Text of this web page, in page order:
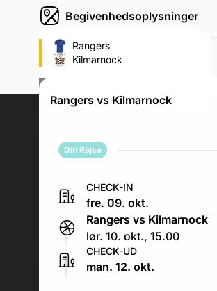
Begivenhedsoplysninger
Ibrox Stadium (Rangers FC's
fodboldstadion)
lør. 10. okt., 15.00
Rangers
Kilmarnock
Rangers vs Kilmarnock
Din Rejse
CHECK-IN
fre. 09. okt.
Rangers vs Kilmarnock
lør. 10. okt., 15.00
CHECK-UD
man. 12. okt.
Erhverv
Fodboldrejseguide
Garantier & Forsikringer
Kontakt os.